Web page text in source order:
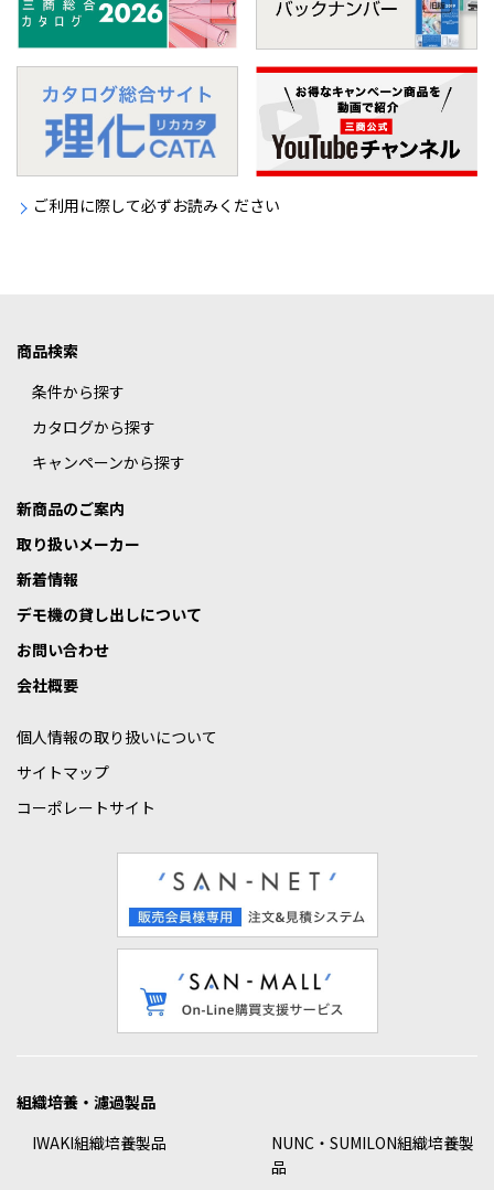
ご利用に際して必ずお読みください
商品検索
条件から探す
カタログから探す
キャンペーンから探す
新商品のご案内
取り扱いメーカー
新着情報
デモ機の貸し出しについて
お問い合わせ
会社概要
個人情報の取り扱いについて
サイトマップ
コーポレートサイト
組織培養・濾過製品
IWAKI組織培養製品
NUNC・SUMILON組織培養製
品